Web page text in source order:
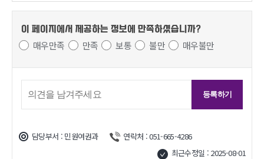
담당부서 : 민원여권과
연락처 : 051-665-4286
최근수정일 : 2025-08-01
이 페이지에서 제공하는 정보에 만족하셨습니까?
매우만족 만족 보통 불만 매우불만